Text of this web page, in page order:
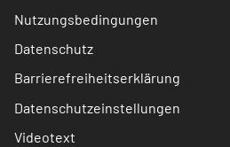
Nutzungsbedingungen
Datenschutz
Barrierefreiheitserklärung
Datenschutzeinstellungen
Videotext